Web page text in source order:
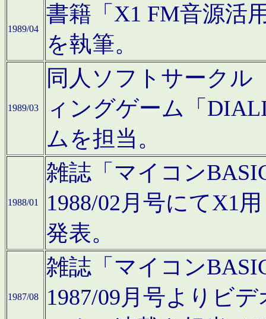
1989/04
書籍「X1 FM音源活
を執筆。
1989/03
同人ソフトサークル
ィングゲーム「
ムを担当。
1988/01
雑誌「マイコン
1988/02月号にてX1
発表。
1987/08
雑誌「マイコン
1987/09月号よりビ